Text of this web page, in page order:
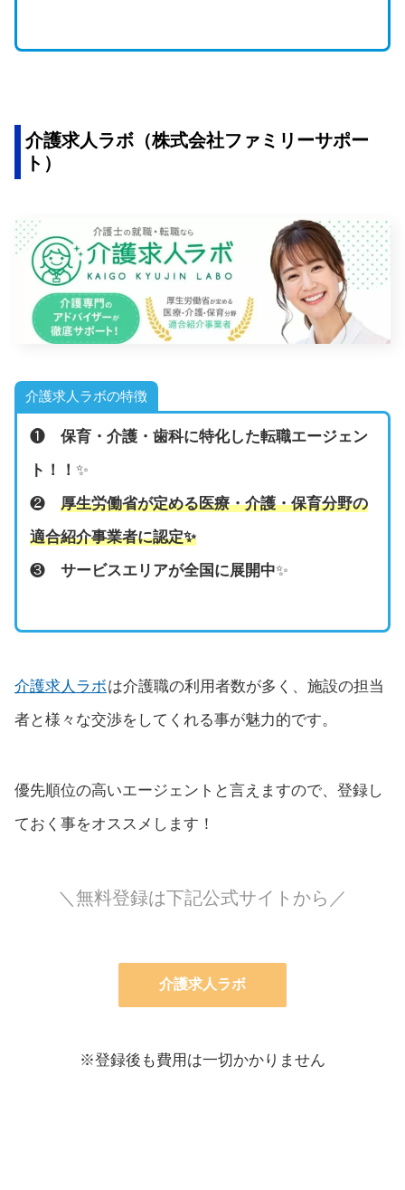
介護求人ラボ（株式会社ファミリーサポー
ト）
介護求人ラボの特徴
❶ 保育・介護・歯科に特化した転職エージェン
ト！！ ✨
❷ 厚生労働省が定める医療・介護・保育分野の
適合紹介事業者に認定✨
❸ サービスエリアが全国に展開中✨
介護求人ラボは介護職の利用者数が多く、施設の担当
者と様々な交渉をしてくれる事が魅力的です。
優先順位の高いエージェントと言えますので、登録し
ておく事をオススメします！
＼無料登録は下記公式サイトから／
介護求人ラボ
※登録後も費用は一切かかりません